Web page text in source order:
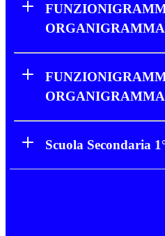
ORGANIGRAMMA
ORGANIGRAMMA
Scuola Secondaria